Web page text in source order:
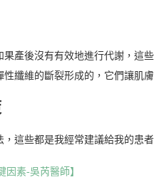
產後沒有有效地進行代謝，這
纖維的斷裂形成的，它們讓肌
這些都是我經常建議給我的患者
因素-吳芮醫師】